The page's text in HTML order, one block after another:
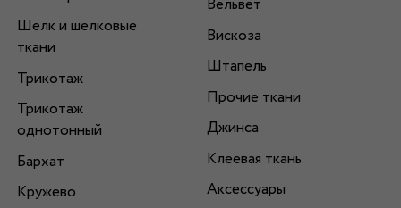
Шелк и шелковые
ткани
Трикотаж
Трикотаж
однотонный
Бархат
Кружево
Вельвет
Вискоза
Штапель
Прочие ткани
Джинса
Клеевая ткань
Аксессуары